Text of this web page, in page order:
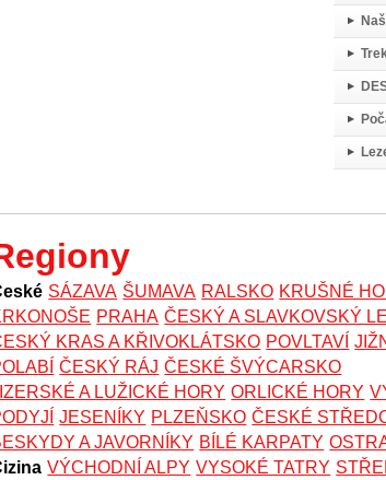
SÁZAVA ŠUMAVA RALSKO KRUŠNÉ
PRAHA ČESKÝ A SLAVKOVSKÝ
KRAS A KŘIVOKLÁTSKO POVLTAVÍ
ČESKÝ RÁJ ČESKÉ ŠVÝCARSKO
A LUŽICKÉ HORY ORLICKÉ HORY
JESENÍKY PLZEŇSKO ČESKÉ
A JAVORNÍKY BÍLÉ KARPATY
VÝCHODNÍ ALPY VYSOKÉ TATRY